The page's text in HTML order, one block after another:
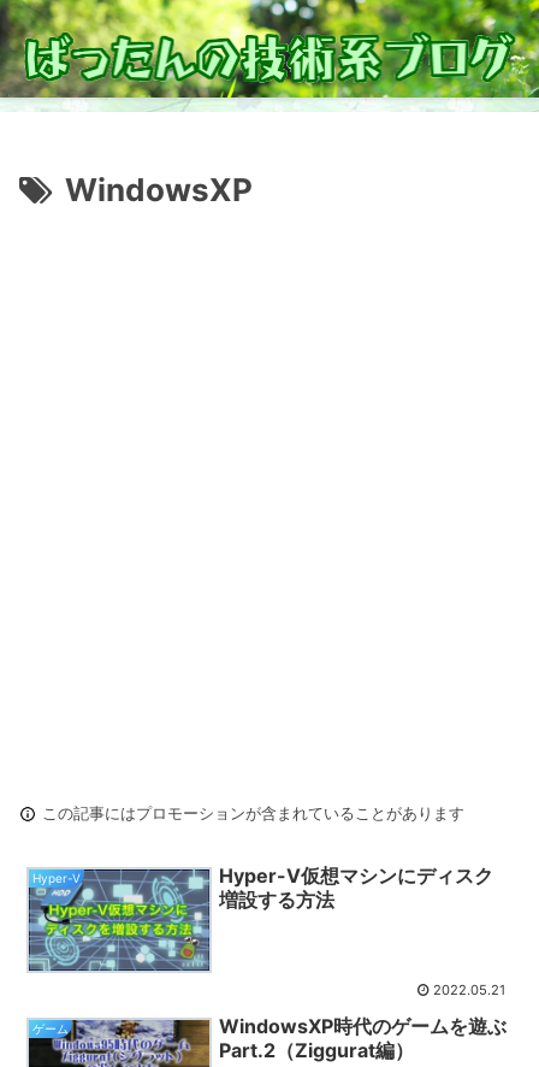
WindowsXP
この記事にはプロモーションが含まれていることがあります
Hyper-V
Hyper-V仮想マシンにディスク
増設する方法
2022.05.21
ゲーム
WindowsXP時代のゲームを遊ぶ
Part.2（Ziggurat編）